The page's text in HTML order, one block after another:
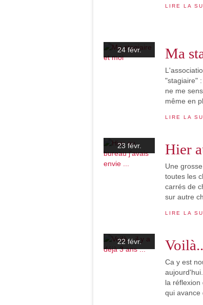
LIRE LA
24 févr. Ma
"stagiaire"
ne me
même en
LIRE LA
23 févr. Hier
Une
toutes les
carrés de
sur autre
LIRE LA
22 févr.
Ca y est
la réflexion
qui avance